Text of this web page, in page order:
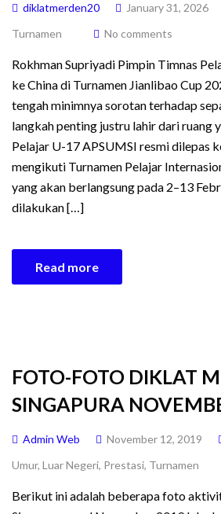
diklatmerden20 January 31, 2026
Turnamen
No comments
Rokhman Supriyadi Pimpin Timnas
ke China di Turnamen Jianlibao Cup
tengah minimnya sorotan terhadap
langkah penting justru lahir dari ruang
Pelajar U-17 APSUMSI resmi dilepas
mengikuti Turnamen Pelajar
yang akan berlangsung pada 2–13
dilakukan […]
Read more
FOTO-FOTO DIKLAT
SINGAPURA
Admin Web November 12, 2019
Umur, Luar Negeri, Prestasi, Turnamen
Berikut ini adalah beberapa foto